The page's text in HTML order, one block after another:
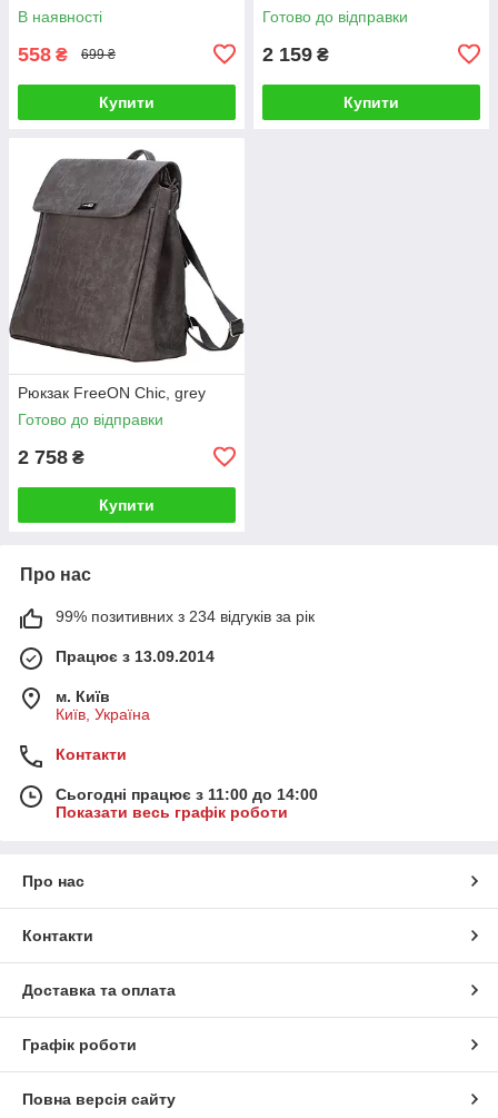
В наявності
558 ₴ 699 ₴
Купити
Готово до відправки
2 159 ₴
Купити
Рюкзак FreeON Chic, grey
Готово до відправки
2 758 ₴
Купити
Про нас
99% позитивних з 234 відгуків за рік
Працює з 13.09.2014
м. Київ
Київ, Україна
Контакти
Сьогодні працює з 11:00 до 14:00
Показати весь графік роботи
Про нас
Контакти
Доставка та оплата
Графік роботи
Повна версія сайту